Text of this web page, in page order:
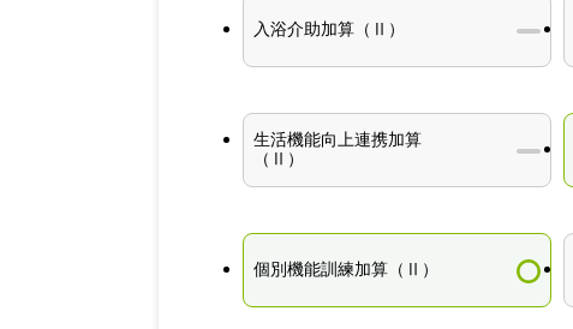
入浴介助加算（Ⅱ）
生活機能向上連携加算
（Ⅱ）
個別機能訓練加算（Ⅱ）